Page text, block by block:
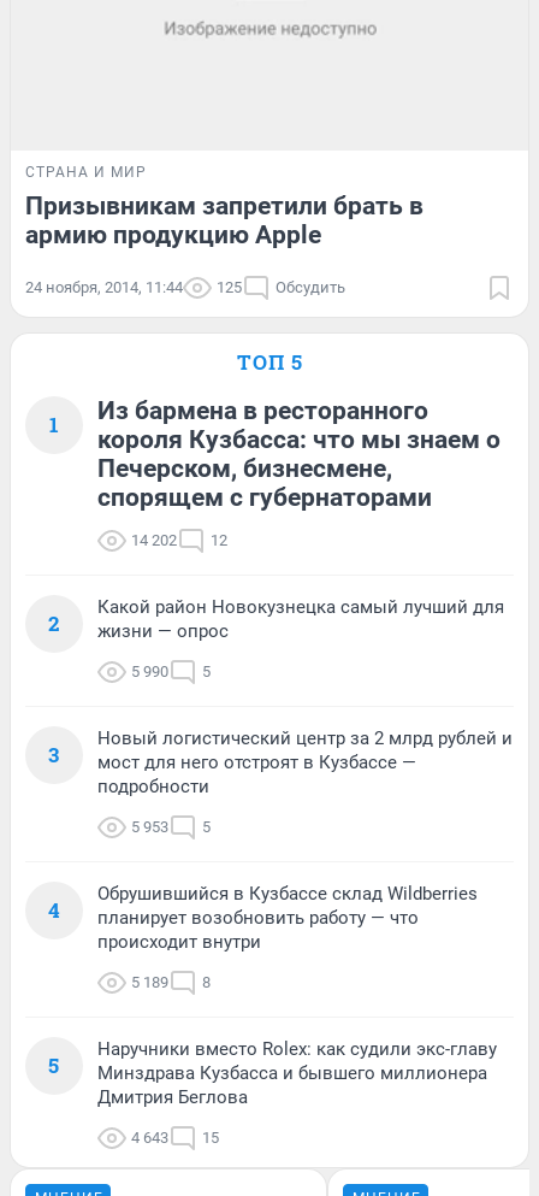
СТРАНА И МИР
Призывникам запретили брать в
армию продукцию Apple
24 ноября, 2014, 11:44 125 Обсудить
ТОП 5
1
Из бармена в ресторанного
короля Кузбасса: что мы знаем о
Печерском, бизнесмене,
спорящем с губернаторами
14 202 12
2
Какой район Новокузнецка самый лучший для
жизни — опрос
5 990 5
3
Новый логистический центр за 2 млрд рублей и
мост для него отстроят в Кузбассе —
подробности
5 953 5
4
Обрушившийся в Кузбассе склад Wildberries
планирует возобновить работу — что
происходит внутри
5 189 8
5
Наручники вместо Rolex: как судили экс-главу
Минздрава Кузбасса и бывшего миллионера
Дмитрия Беглова
4 643 15